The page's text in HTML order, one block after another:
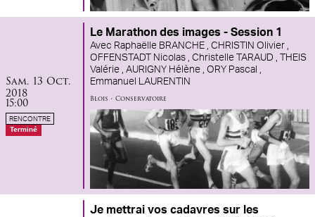
samedi
Sam. 13 octobre
Oct.
2018
15:00
RENCONTRE
Terminé
Le Marathon des images - Session 1
Avec Raphaëlle BRANCHE , CHRISTIN Olivier ,
OFFENSTADT Nicolas , Christelle TARAUD ,
THEIS
Valérie , AURIGNY Hélène , ORY Pascal ,
Emmanuel LAURENTIN
Blois • Conservatoire
Je mettrai vos cadavres sur les